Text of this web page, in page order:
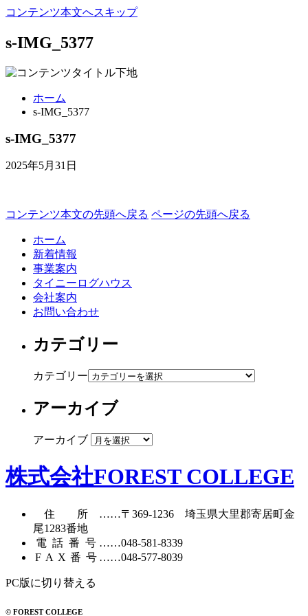
コンテンツ本文へスキップ
s-IMG_5377
ホーム
s-IMG_5377
s-IMG_5377
2025年5月31日
コンテンツ本文の先頭へ戻る ページの先頭へ戻る
ホーム
新着情報
事業案内
タイニーログハウス
会社案内
お問い合わせ
カテゴリー
カテゴリー
アーカイブ
アーカイブ
株式会社FOREST COLLEGE
住所……〒369-1236 埼玉県大里郡寄居町金
尾1283番地
電話番号……048-581-8339
FAX番号……048-577-8039
PC版に切り替える
© FOREST COLLEGE